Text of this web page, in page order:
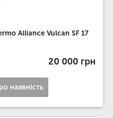
Alliance Vulcan SF 17
20 000 грн
наявність